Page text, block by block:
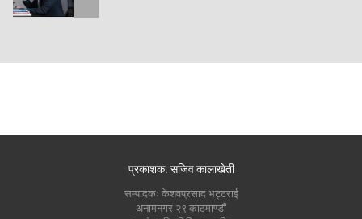
प्रकाशक: सजिव कालाखेती
सम्पादकः केशवप्रसाद भट्टराई
अनामनगर २९ काठमाण्डौं